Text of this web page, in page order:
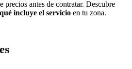
precios antes de contratar. Descubre
qué incluye el servicio en tu zona.